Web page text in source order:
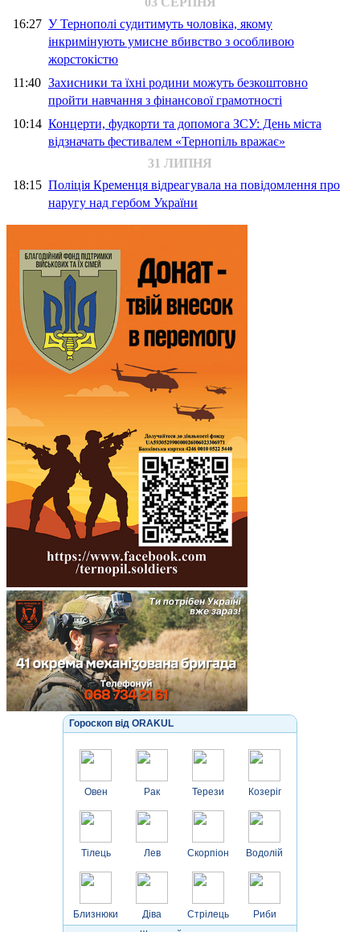
16:27 У Тернополі судитимуть чоловіка, якому
інкримінують умисне вбивство з особливою
жорстокістю
11:40 Захисники та їхні родини можуть безкоштовно
пройти навчання з фінансової грамотності
10:14 Концерти, фудкорти та допомога ЗСУ: День міста
відзначать фестивалем «Тернопіль вражає»
31 ЛИПНЯ
18:15 Поліція Кременця відреагувала на повідомлення про
наругу над гербом України
Гороскоп від ORAKUL
Овен
Тілець
Близнюки
Рак
Лев
Діва
Терези
Скорпіон
Стрілець
Козеріг
Водолій
Риби